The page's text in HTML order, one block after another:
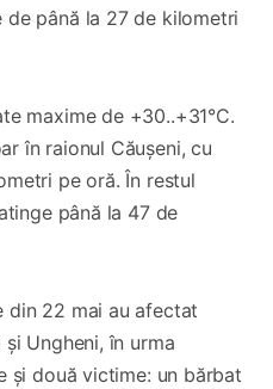
până la 27 de kilometri
maxime de +30..+31°C.
în raionul Căușeni, cu
pe oră. În restul
până la 47 de
din 22 mai au afectat
Ungheni, în urma
și două victime: un bărbat